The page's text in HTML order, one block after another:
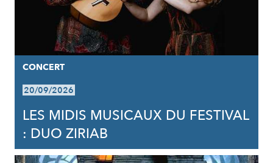
CONCERT
20/09/2026
LES MIDIS MUSICAUX DU FESTIVAL
: DUO ZIRIAB